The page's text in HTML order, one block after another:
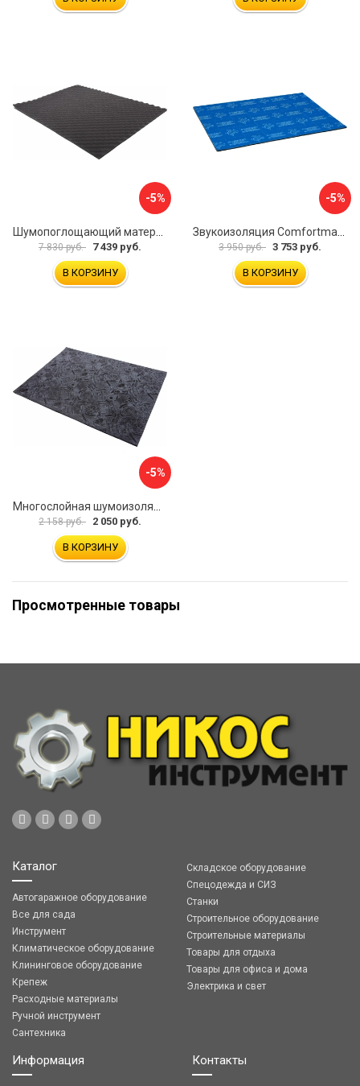
-5%
7 830 руб. 7 439 руб.
В КОРЗИНУ
-5%
3 950 руб. 3 753 руб.
В КОРЗИНУ
-5%
2 158 руб. 2 050 руб.
В КОРЗИНУ
Просмотренные товары
Каталог
Автогаражное оборудование
Все для сада
Инструмент
Климатическое оборудование
Клининговое оборудование
Крепеж
Расходные материалы
Ручной инструмент
Сантехника
Складское оборудование
Спецодежда и СИЗ
Станки
Строительное оборудование
Строительные материалы
Товары для отдыха
Товары для офиса и дома
Электрика и свет
Информация Контакты